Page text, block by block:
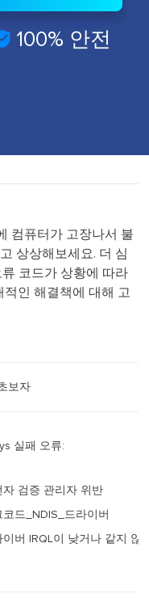
100% 안전
컴퓨터가 고장나서 불
상상해보세요. 더 심
코드가 상황에 따라
인 해결책에 대해 고
보자
실패 오류:
자 검증 관리자 위반
코드_NDIS_드라이버
이버 IRQL이 낮거나 같지 않